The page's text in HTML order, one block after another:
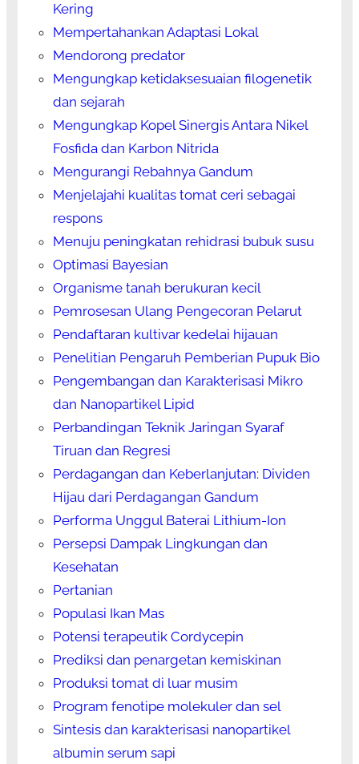
Kering
Mempertahankan Adaptasi Lokal
Mendorong predator
Mengungkap ketidaksesuaian filogenetik
dan sejarah
Mengungkap Kopel Sinergis Antara Nikel
Fosfida dan Karbon Nitrida
Mengurangi Rebahnya Gandum
Menjelajahi kualitas tomat ceri sebagai
respons
Menuju peningkatan rehidrasi bubuk susu
Optimasi Bayesian
Organisme tanah berukuran kecil
Pemrosesan Ulang Pengecoran Pelarut
Pendaftaran kultivar kedelai hijauan
Penelitian Pengaruh Pemberian Pupuk Bio
Pengembangan dan Karakterisasi Mikro
dan Nanopartikel Lipid
Perbandingan Teknik Jaringan Syaraf
Tiruan dan Regresi
Perdagangan dan Keberlanjutan: Dividen
Hijau dari Perdagangan Gandum
Performa Unggul Baterai Lithium-Ion
Persepsi Dampak Lingkungan dan
Kesehatan
Pertanian
Populasi Ikan Mas
Potensi terapeutik Cordycepin
Prediksi dan penargetan kemiskinan
Produksi tomat di luar musim
Program fenotipe molekuler dan sel
Sintesis dan karakterisasi nanopartikel
albumin serum sapi